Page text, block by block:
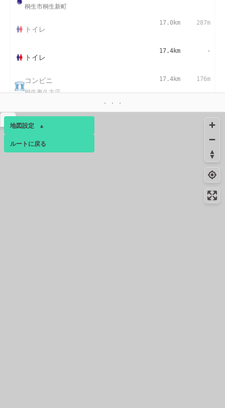
桐生市桐生新町
トイレ
17.0km 287m
トイレ
17.4km -
コンビニ
桐生東久方店
17.4km 176m
地図設定 ▴
ベース ▴
ルートに戻る